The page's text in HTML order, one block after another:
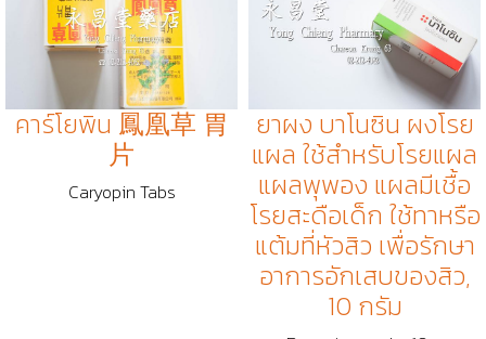
คาร์โยพิน 鳳凰草 胃
片
Caryopin Tabs
ยาผง บาโนซิน ผงโรย
แผล ใช้สำหรับโรยแผล
แผลพุพอง แผลมีเชื้อ
โรยสะดือเด็ก ใช้ทาหรือ
แต้มที่หัวสิว เพื่อรักษา
อาการอักเสบของสิว,
10 กรัม